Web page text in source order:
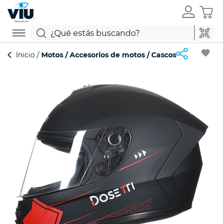
Inicio Motos Accesorios de motos Cascos favorite